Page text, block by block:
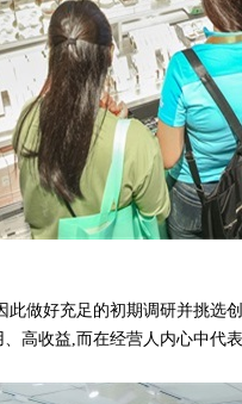
做好充足的初期调研并挑选
高收益,而在经营人内心中代